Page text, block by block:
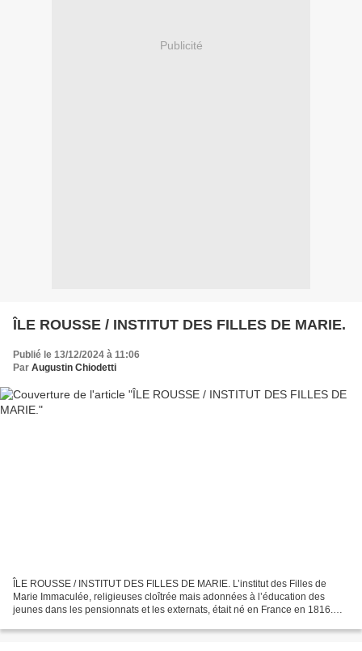
Publicité
ÎLE ROUSSE / INSTITUT DES FILLES DE MARIE.
Publié le 13/12/2024 à 11:06
Par Augustin Chiodetti
ÎLE ROUSSE / INSTITUT DES FILLES DE MARIE. L’institut des Filles de
Marie Immaculée, religieuses cloîtrée mais adonnées à l’éducation des
jeunes dans les pensionnats et les externats, était né en France en 1816.